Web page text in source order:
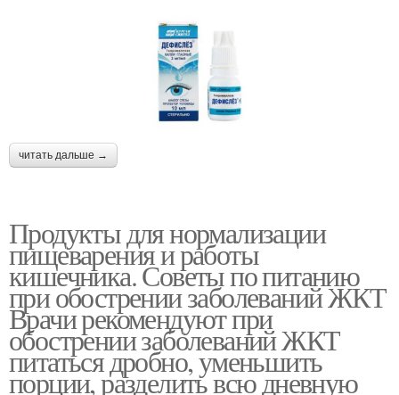
читать дальше →
Продукты для нормализации
пищеварения и работы
кишечника. Советы по питанию
при обострении заболеваний ЖКТ
Врачи рекомендуют при
обострении заболеваний ЖКТ
питаться дробно, уменьшить
порции, разделить всю дневную